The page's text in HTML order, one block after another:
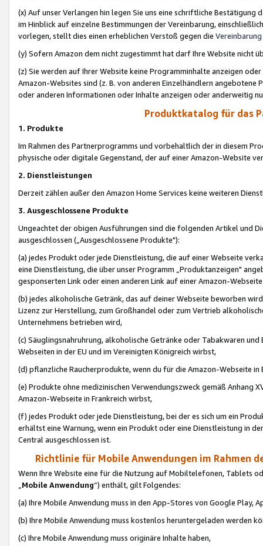
(x) Auf unser Verlangen hin legen Sie uns eine schriftliche
im Hinblick auf einzelne Bestimmungen der Vereinbarung,
vorlegen, stellt dies einen erheblichen Verstoß gegen die Vereinbarung
(y) Sofern Amazon dem nicht zugestimmt hat darf Ihre Website nicht
(z) Sie werden auf Ihrer Website keine Programminhalte anzeigen
Amazon-Websites sind (z. B. von anderen Einzelhändlern
oder anderen Informationen oder Inhalte anzeigen oder anderweitig
Produktkatalog für das
1. Produkte
Im Rahmen des Partnerprogramms und vorbehaltlich der in diesem
physische oder digitale Gegenstand, der auf einer Amazon-Website
2. Dienstleistungen
Derzeit zählen außer den Amazon Home Services keine weiteren
3. Ausgeschlossene Produkte
Ungeachtet der obigen Ausführungen sind die folgenden Artikel und
ausgeschlossen („Ausgeschlossene Produkte"):
(a) jedes Produkt oder jede Dienstleistung, die auf einer Webseite
eine Dienstleistung, die über unser Programm „Produktanzeigen"
gesponserten Link oder einen anderen Link auf einer Amazon-
(b) jedes alkoholische Getränk, das auf deiner Webseite beworben
Lizenz zur Herstellung, zum Großhandel oder zum Vertrieb
Unternehmens betrieben wird,
(c) Säuglingsnahruhrung, alkoholische Getränke oder Tabakwaren
Webseiten in der EU und im Vereinigten Königreich wirbst,
(d) pflanzliche Raucherprodukte, wenn du für die Amazon-Webseite in
(e) Produkte ohne medizinischen Verwendungszweck gemäß Anhang
Amazon-Webseite in Frankreich wirbst,
(f) jedes Produkt oder jede Dienstleistung, bei der es sich um ein
erhältst eine Warnung, wenn ein Produkt oder eine Dienstleistung in
Central ausgeschlossen ist.
Richtlinie für Mobile Anwendungen im Rahmen
Wenn Ihre Website eine für die Nutzung auf Mobiltelefonen, Tablets
„Mobile Anwendung“) enthält, gilt Folgendes:
(a) Ihre Mobile Anwendung muss in den App-Stores von Google Play,
(b) Ihre Mobile Anwendung muss kostenlos heruntergeladen werden
(c) Ihre Mobile Anwendung muss originäre Inhalte haben,